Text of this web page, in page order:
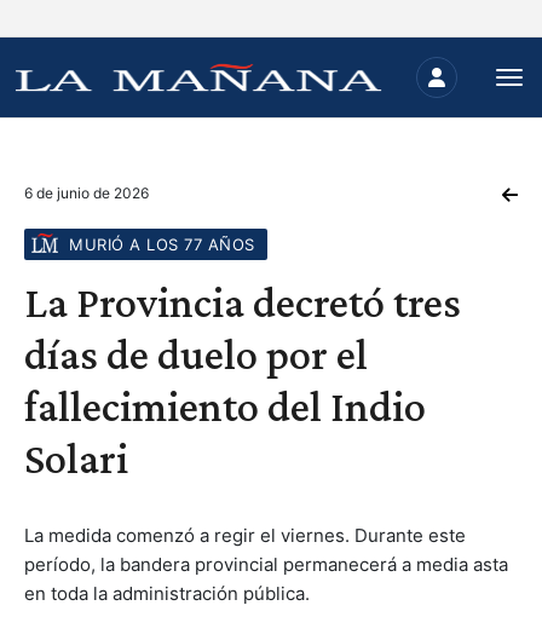
6 de junio de 2026
MURIÓ A LOS 77 AÑOS
La Provincia decretó tres
días de duelo por el
fallecimiento del Indio
Solari
La medida comenzó a regir el viernes. Durante este
período, la bandera provincial permanecerá a media asta
en toda la administración pública.